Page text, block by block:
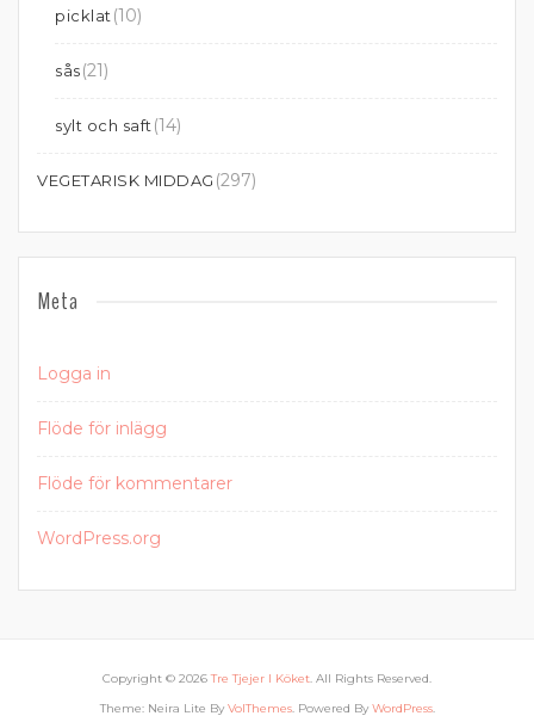
picklat (10)
sås(21)
sylt och saft (14)
VEGETARISK MIDDAG (297)
Meta
Logga in
Flöde för inlägg
Flöde för kommentarer
WordPress.org
Copyright © 2026Tre Tjejer I Köket. All Rights Reserved.
Theme: Neira Lite By VolThemes. Powered By WordPress.